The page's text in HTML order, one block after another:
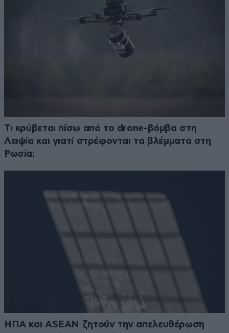
Τι κρύβεται πίσω από το drone-βόμβα στη
Λειψία και γιατί στρέφονται τα βλέμματα στη
Ρωσία;
ΗΠΑ και ASEAN ζητούν την απελευθέρωση